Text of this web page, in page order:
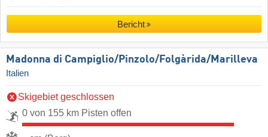
Bericht
Madonna di Campiglio/​Pinzolo/​Folgàrida/​Marilleva
Italien
Skigebiet geschlossen
0 von 155 km Pisten offen